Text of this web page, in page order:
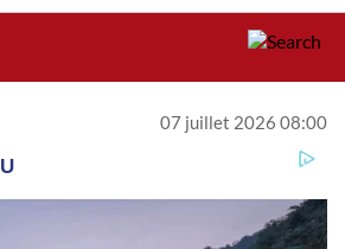
07 juillet 2026 08:00